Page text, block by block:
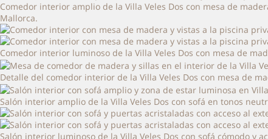
Comedor interior amplio de la Villa Veles Dos con mesa de
Mallorca.
Comedor interior luminoso de la Villa Veles Dos con mesa de
Detalle del comedor interior de la Villa Veles Dos con mesa de
Salón interior amplio de la Villa Veles Dos con sofá en tonos
Salón interior luminoso de la Villa Veles Dos con sofá cómodo y